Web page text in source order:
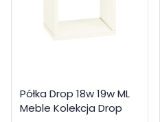
Półka Drop 18w 19w ML
Meble Kolekcja Drop